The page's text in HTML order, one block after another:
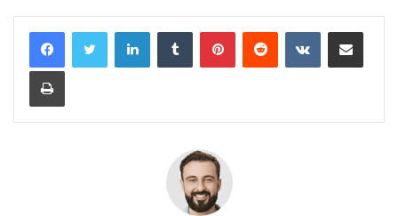
LinkedinTumblr PinterestReddit VKontaktePartager par email
Imprimer